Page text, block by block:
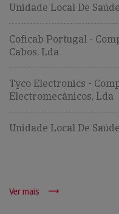
Unidade Local De
Coficab Portugal -
Cabos, Lda
Tyco Electronics -
Electromecânicos, Lda
Unidade Local De
Ver mais